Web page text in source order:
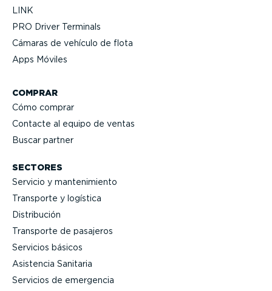
LINK
PRO Driver Terminals
Cámaras de vehículo de flota
Apps Móviles
COMPRAR
Cómo comprar
Contacte al equipo de ventas
Buscar partner
SECTORES
Servicio y mante­ni­miento
Transporte y logística
Distri­bución
Transporte de pasajeros
Servicios básicos
Asistencia Sanitaria
Servicios de emergencia